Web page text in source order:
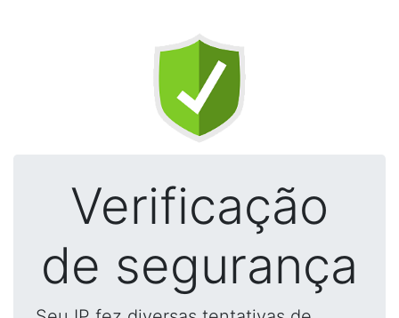
Verificação
de segurança